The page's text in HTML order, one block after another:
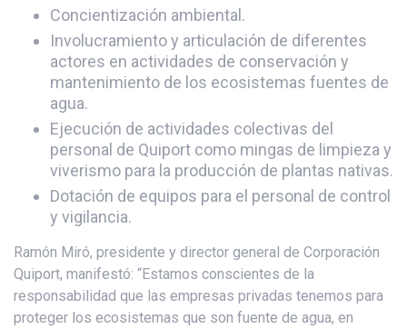
Concientización ambiental.
Involucramiento y articulación de diferentes
actores en actividades de conservación y
mantenimiento de los ecosistemas fuentes de
agua.
Ejecución de actividades colectivas del
personal de Quiport como mingas de limpieza y
viverismo para la producción de plantas nativas.
Dotación de equipos para el personal de control
y vigilancia.
Ramón Miró, presidente y director general de Corporación
Quiport, manifestó: “Estamos conscientes de la
responsabilidad que las empresas privadas tenemos para
proteger los ecosistemas que son fuente de agua, en